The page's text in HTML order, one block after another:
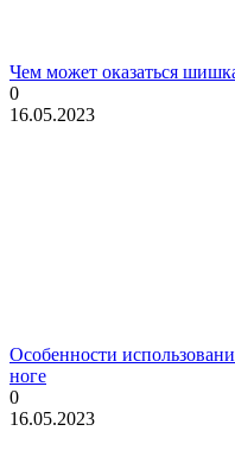
Чем может оказаться
0
16.05.2023
Особенности
ноге
0
16.05.2023